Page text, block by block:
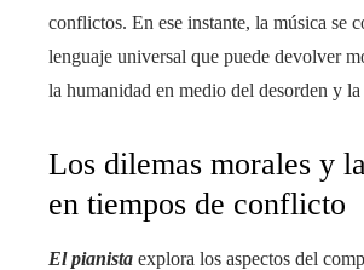
conflictos. En ese instante, la música se
lenguaje universal que puede devolver
la humanidad en medio del desorden y la
Los dilemas morales y
en tiempos de conflicto
El pianista explora los aspectos del